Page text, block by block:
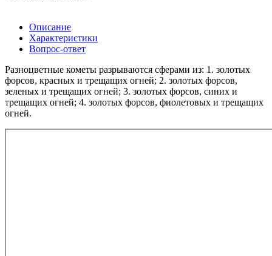
Описание
Характеристики
Вопрос-ответ
Разноцветные кометы разрываются сферами из: 1. золотых
форсов, красных и трещащих огней; 2. золотых форсов,
зеленых и трещащих огней; 3. золотых форсов, синих и
трещащих огней; 4. золотых форсов, фиолетовых и трещащих
огней.